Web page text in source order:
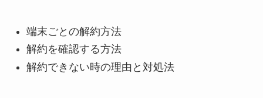
端末ごとの解約方法
解約を確認する方法
解約できない時の理由と対処法